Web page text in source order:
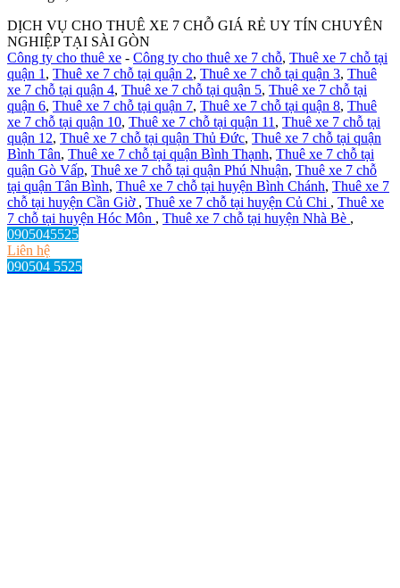
DỊCH VỤ CHO THUÊ XE 7 CHỖ GIÁ RẺ UY TÍN CHUYÊN
NGHIỆP TẠI SÀI GÒN
Công ty cho thuê xe - Công ty cho thuê xe 7 chỗ, Thuê xe 7 chỗ tại
quận 1 , Thuê xe 7 chỗ tại quận 2, Thuê xe 7 chỗ tại quận 3, Thuê
xe 7 chỗ tại quận 4, Thuê xe 7 chỗ tại quận 5, Thuê xe 7 chỗ tại
quận 6, Thuê xe 7 chỗ tại quận 7, Thuê xe 7 chỗ tại quận 8, Thuê
xe 7 chỗ tại quận 10, Thuê xe 7 chỗ tại quận 11 , Thuê xe 7 chỗ tại
quận 12, Thuê xe 7 chỗ tại quận Thủ Đức, Thuê xe 7 chỗ tại quận
Bình Tân, Thuê xe 7 chỗ tại quận Bình Thạnh, Thuê xe 7 chỗ tại
quận Gò Vấp, Thuê xe 7 chỗ tại quận Phú Nhuận, Thuê xe 7 chỗ
tại quận Tân Bình, Thuê xe 7 chỗ tại huyện Bình Chánh, Thuê xe 7
chỗ tại huyện Cần Giờ , Thuê xe 7 chỗ tại huyện Củ Chi , Thuê xe
7 chỗ tại huyện Hóc Môn , Thuê xe 7 chỗ tại huyện Nhà Bè ,
0905045525
Liên hệ
090504 5525